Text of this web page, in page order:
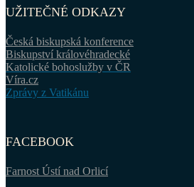
UŽITEČNÉ ODKAZY
Česká biskupská konference
Biskupství královéhradecké
Katolické bohoslužby v ČR
Víra.cz
Zprávy z Vatikánu
FACEBOOK
Farnost Ústí nad Orlicí